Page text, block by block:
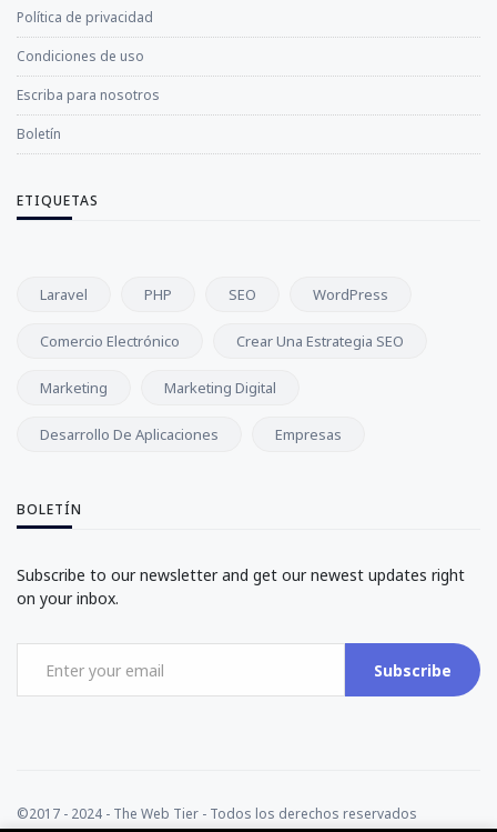
Política de privacidad
Condiciones de uso
Escriba para nosotros
Boletín
ETIQUETAS
Laravel PHP SEO WordPress
Comercio Electrónico Crear Una Estrategia SEO
Marketing Marketing Digital
Desarrollo De Aplicaciones Empresas
BOLETÍN
Subscribe to our newsletter and get our newest updates right
on your inbox.
Subscribe
©2017 - 2024 - The Web Tier - Todos los derechos reservados